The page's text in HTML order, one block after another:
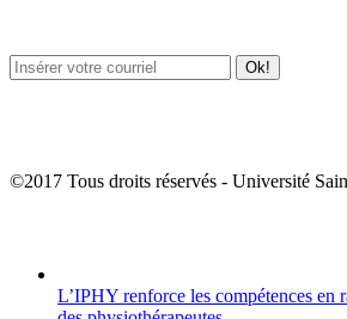
©2017 Tous droits réservés - Université
L’IPHY renforce les compétences en